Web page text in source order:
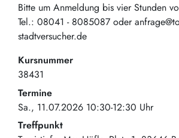
Bitte um Anmeldung bis vier Stunden
Tel.: 08041 - 8085087 oder
stadtversucher.de
Kursnummer
38431
Termine
Sa., 11.07.2026 10:30-12:30 Uhr
Treffpunkt